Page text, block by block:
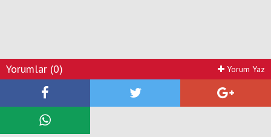
Yorumlar (0) Yorum Yaz